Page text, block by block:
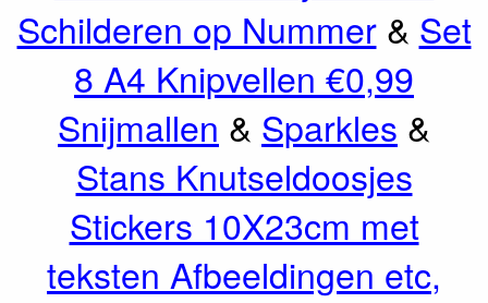
Schilderen op Nummer& Set
8 A4 Knipvellen €0,99
Snijmallen & Sparkles &
Stans Knutseldoosjes
Stickers 10X23cm met
teksten Afbeeldingen etc,